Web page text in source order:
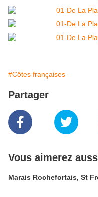
#Côtes françaises
Partager
Vous aimerez
Marais Rochefortais, St